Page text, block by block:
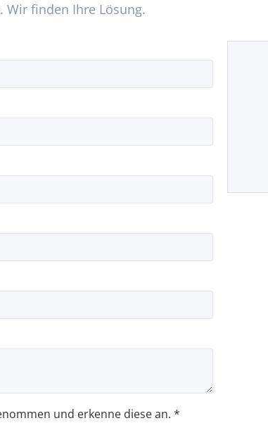
Wir finden Ihre Lösung.
und erkenne diese an. *